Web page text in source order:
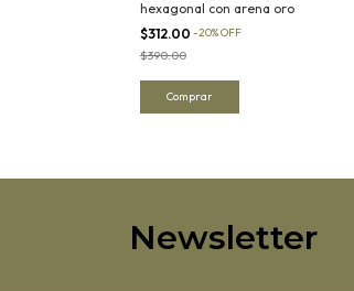
hexagonal con arena oro
$312.00 -20%OFF
$390.00
Newsletter